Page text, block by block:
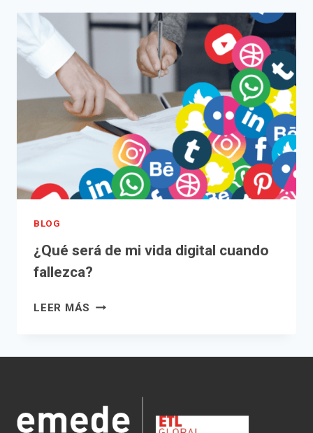
BLOG
¿Qué será de mi vida digital cuando
fallezca?
LEER MÁS ¿QUÉ
MI
CUANDO
FALLEZCA?